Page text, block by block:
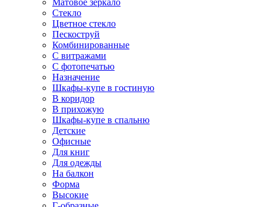
Матовое зеркало
Стекло
Цветное стекло
Пескоструй
Комбинированные
С витражами
С фотопечатью
Назначение
Шкафы-купе в гостиную
В коридор
В прихожую
Шкафы-купе в спальню
Детские
Офисные
Для книг
Для одежды
На балкон
Форма
Высокие